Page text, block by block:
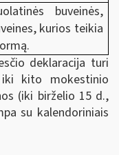
buveinės,
kurios teikia
deklaracija turi
kito mokestinio
(iki birželio 15 d.,
su kalendoriniais